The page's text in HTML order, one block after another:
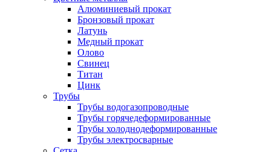
Алюминиевый прокат
Бронзовый прокат
Латунь
Медный прокат
Олово
Свинец
Титан
Цинк
Трубы
Трубы водогазопроводные
Трубы горячедеформированные
Трубы холоднодеформированные
Трубы электросварные